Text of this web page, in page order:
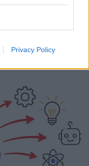
Privacy Policy